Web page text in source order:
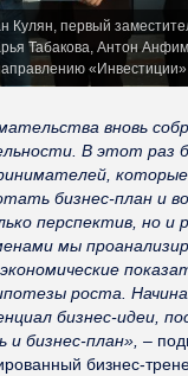
Кулян, первый
Табакова, Антон
«Инвестиции»
вновь
В этот раз
бизнес-план и
перспектив, но и
мы
роста.
бизнес-идеи,
и бизнес-план», –
бизнес-